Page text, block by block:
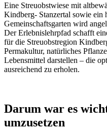
Eine Streuobstwiese mit
Kindberg- Stanzertal sowie ein
Gemeinschaftsgarten wird
Der Erlebnislehrpfad schafft
für die Streuobstregion
Permakultur, natürliches
Lebensmittel darstellen – die
ausreichend zu erholen.
Darum war es
umzusetzen